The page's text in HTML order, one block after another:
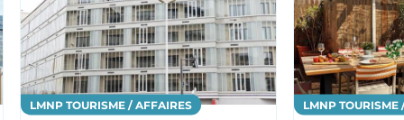
LMNP TOURISME / AFFAIRES LMNP TOURISME